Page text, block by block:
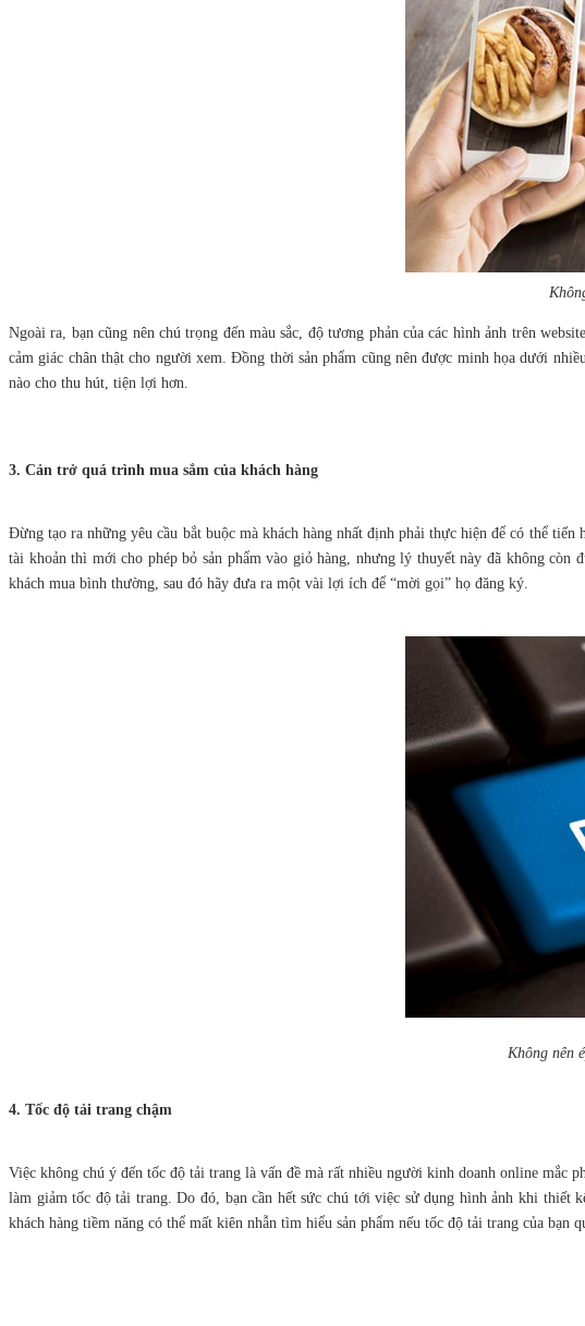
Ngoài ra, bạn cũng nên chú trọng đến màu sắc, độ tương phản của các hình ảnh trên
cảm giác chân thật cho người xem. Đồng thời sản phẩm cũng nên được minh họa dưới
nào cho thu hút, tiện lợi hơn.
3. Cản trở quá trình mua sắm của khách hàng
Đừng tạo ra những yêu cầu bắt buộc mà khách hàng nhất định phải thực hiện để có thể
tài khoản thì mới cho phép bỏ sản phẩm vào giỏ hàng, nhưng lý thuyết này đã không
khách mua bình thường, sau đó hãy đưa ra một vài lợi ích để “mời gọi” họ đăng ký.
Không nên
4. Tốc độ tải trang chậm
Việc không chú ý đến tốc độ tải trang là vấn đề mà rất nhiều người kinh doanh online mắc
làm giảm tốc độ tải trang. Do đó, bạn cần hết sức chú tới việc sử dụng hình ảnh khi
khách hàng tiềm năng có thể mất kiên nhẫn tìm hiểu sản phẩm nếu tốc độ tải trang của bạn